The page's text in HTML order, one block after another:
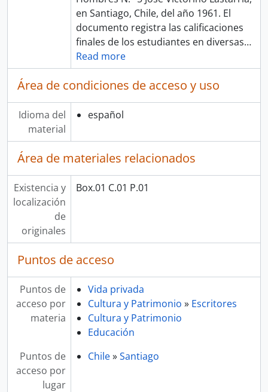
en Santiago, Chile, del año 1961. El
documento registra las calificaciones
finales de los estudiantes en diversas…
Read more
Área de condiciones de acceso y uso
Idioma del
material
español
Área de materiales relacionados
Existencia y
localización
de
originales
Box.01 C.01 P.01
Puntos de acceso
Puntos de
acceso por
materia
Vida privada
Cultura y Patrimonio » Escritores
Cultura y Patrimonio
Educación
Puntos de
acceso por
lugar
Chile»Santiago